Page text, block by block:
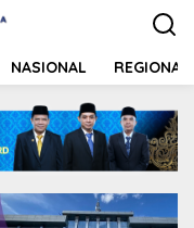
NASIONAL REGIONAL